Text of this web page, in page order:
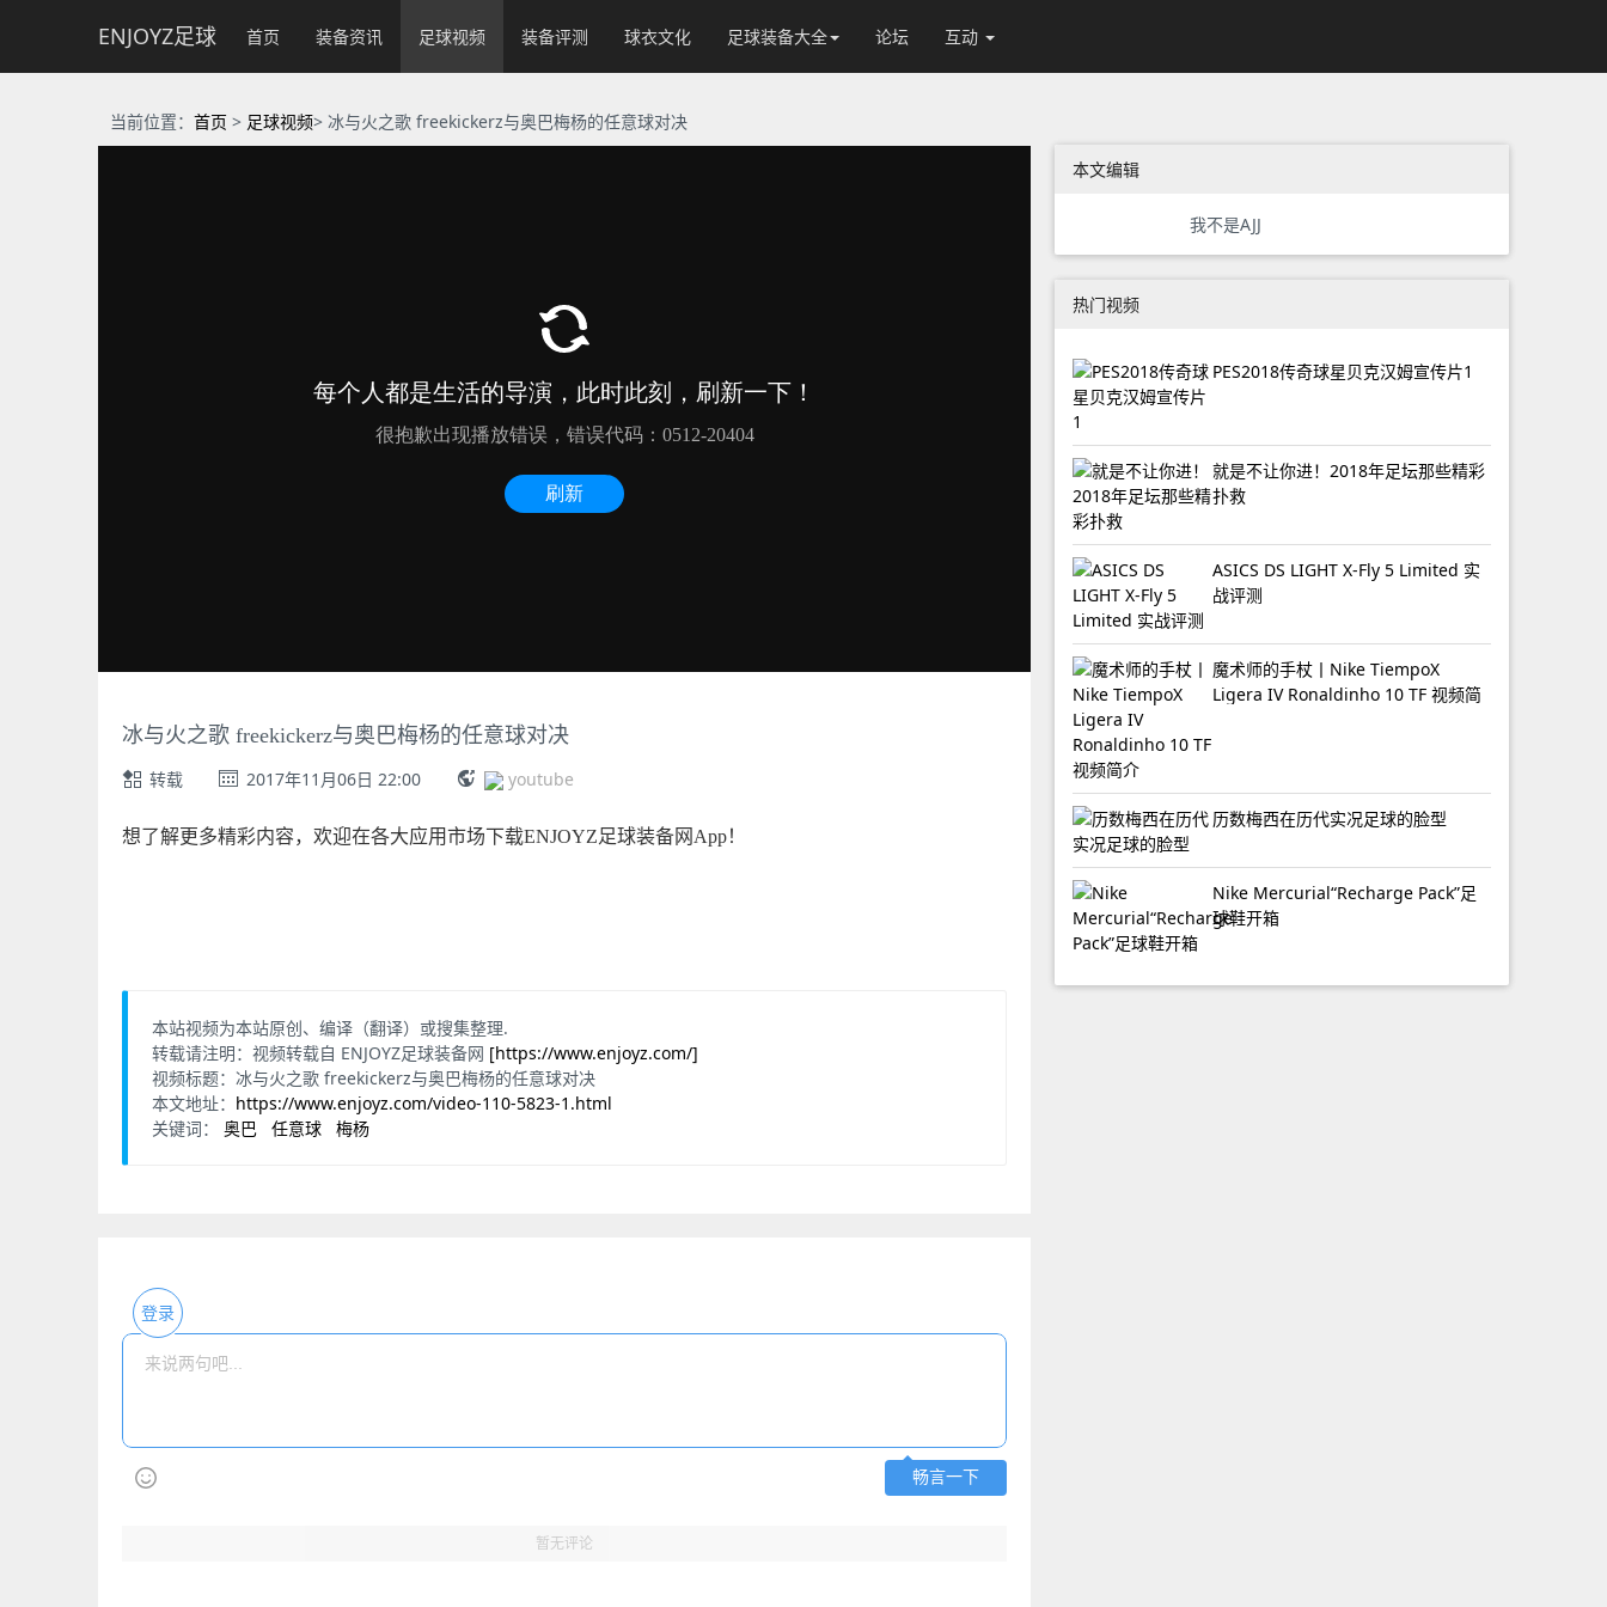
ENJOYZ足球 首页 装备资讯 足球视频 装备评测 球衣文化 足球装备大全 论坛 互动
当前位置： 首页 > 足球视频> 冰与火之歌 freekickerz与奥巴梅杨的任意球对决
冰与火之歌 freekickerz与奥巴梅杨的任意球对决
转载 2017年11月06日 22:00 youtube
想了解更多精彩内容，欢迎在各大应用市场下载ENJOYZ足球装备网App！
本站视频为本站原创、编译（翻译）或搜集整理.
转载请注明：视频转载自 ENJOYZ足球装备网 [https://www.enjoyz.com/]
视频标题：冰与火之歌 freekickerz与奥巴梅杨的任意球对决
本文地址： https://www.enjoyz.com/video-110-5823-1.html
关键词：
奥巴 任意球 梅杨
登录
畅言一下
暂无评论
本文编辑
我不是AJJ
热门视频
PES2018传奇球星贝克汉姆宣传片1
就是不让你进！2018年足坛那些精彩
扑救
ASICS DS LIGHT X-Fly 5 Limited 实
战评测
魔术师的手杖丨Nike TiempoX
Ligera IV Ronaldinho 10 TF 视频简
历数梅西在历代实况足球的脸型
Nike Mercurial“Recharge Pack”足
球鞋开箱